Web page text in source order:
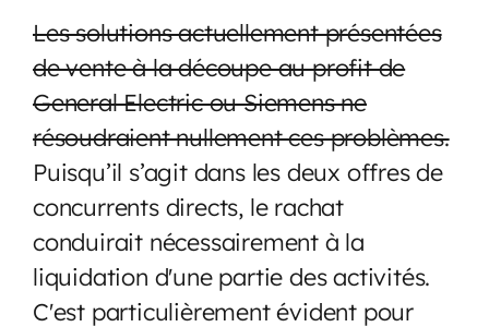
Les solutions actuellement présentées
de vente à la découpe au profit de
General Electric ou Siemens ne
résoudraient nullement ces problèmes.
Puisqu’il s’agit dans les deux offres de
concurrents directs, le rachat
conduirait nécessairement à la
liquidation d'une partie des activités.
C'est particulièrement évident pour